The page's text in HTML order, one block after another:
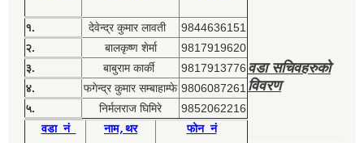
१. देवेन्द्र कुमार लावती
9844636151
२.
बालकृष्ण शेर्मा
9817919620
३.
बाबुराम कार्की
9817913776
४.
फगेन्द्र कुमार सम्बाहाम्फे 9806087261
५.
निर्मलराज घिमिरे 9852062216
वडा सचिवहरुको
विवरण
वडा नं नाम,थर फोन नं